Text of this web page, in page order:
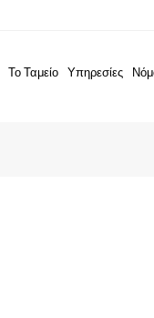
Το Ταμείο Υπηρεσίες